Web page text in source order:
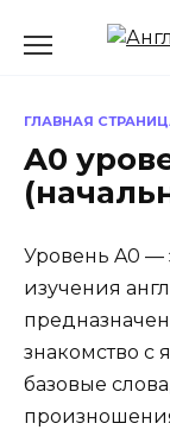
ГЛАВНАЯ
A0
Уровень A0 —
изучения
знакомство с
базовые